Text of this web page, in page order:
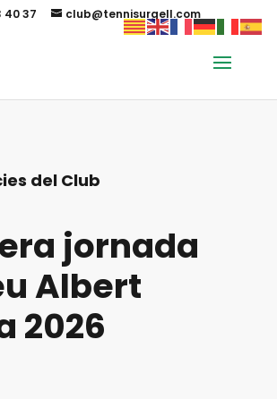
40 37 club@tennisurgell.com
del Club
jornada
Albert
2026